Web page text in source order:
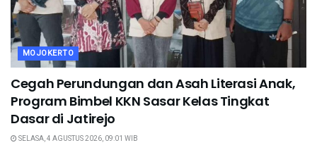
MOJOKERTO
Cegah Perundungan dan Asah Literasi Anak,
Program Bimbel KKN Sasar Kelas Tingkat
Dasar di Jatirejo
SELASA, 4 AGUSTUS 2026, 09:01 WIB